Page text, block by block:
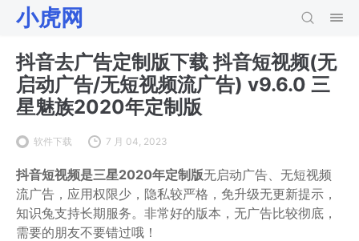
小虎网
抖音去广告定制版下载 抖音短视频(无
启动广告/无短视频流广告) v9.6.0 三
星魅族2020年定制版
软件下载 7 月 04, 2023
抖音短视频是三星2020年定制版无启动广告、无短视频
流广告，应用权限少，隐私较严格，免升级无更新提示，
知识兔支持长期服务。非常好的版本，无广告比较彻底，
需要的朋友不要错过哦！